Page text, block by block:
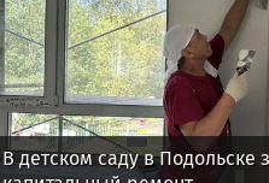
В детском саду в Подольске